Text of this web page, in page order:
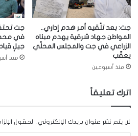
جت: بعد تلّقيه أمر هدم إداري..
المواطن جهاد شرقية يهدم مبناه
الزراعي في جت والمجلس المحلّي
يعقّب
منذ أسبوعين
جت
في
جيلٍ
منذ
اترك تعليقاً
لن يتم نشر عنوان بريدك الإلكتروني. الحقول